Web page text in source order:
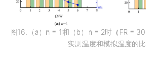
图16.（a）n = 1和（b）n = 2时（FR =
实测温度和模拟温度的比